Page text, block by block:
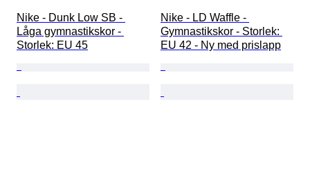
Nike - Dunk Low SB -
Låga gymnastikskor -
Storlek: EU 45
Nike - LD Waffle -
Gymnastikskor - Storlek:
EU 42 - Ny med prislapp